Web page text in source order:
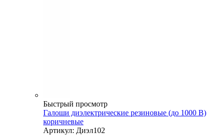
Быстрый просмотр
Галоши диэлектрические резиновые (до 1000 В)
коричневые
Артикул: Диэл102